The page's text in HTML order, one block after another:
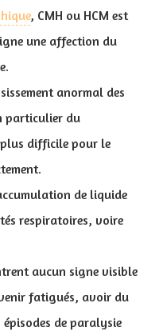
, CMH ou HCM est
une affection du
anormal des
particulier du
difficile pour le
de liquide
respiratoires, voire
aucun signe visible
fatigués, avoir du
de paralysie